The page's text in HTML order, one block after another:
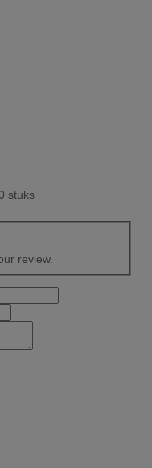
stuks
review.